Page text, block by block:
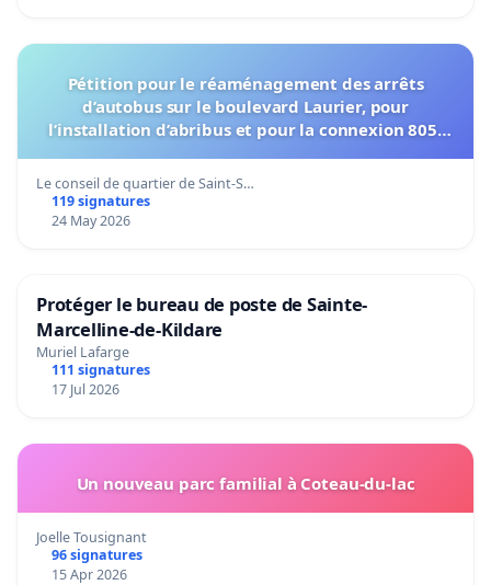
Pétition pour le réaménagement des arrêts
d’autobus sur le boulevard Laurier, pour
l’installation d’abribus et pour la connexion 805-
Le conseil de quartier de Saint-S…
119 signatures
24 May 2026
Protéger le bureau de poste de Sainte-
Marcelline-de-Kildare
Muriel Lafarge
111 signatures
17 Jul 2026
Un nouveau parc familial à Coteau-du-lac
Joelle Tousignant
96 signatures
15 Apr 2026